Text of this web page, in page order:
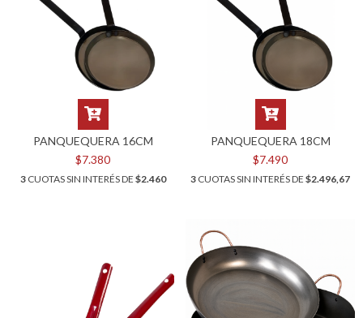
PANQUEQUERA 16CM
$7.380
3CUOTAS SIN INTERÉS DE $2.460
PANQUEQUERA 18CM
$7.490
3 CUOTAS SIN INTERÉS DE $2.496,67